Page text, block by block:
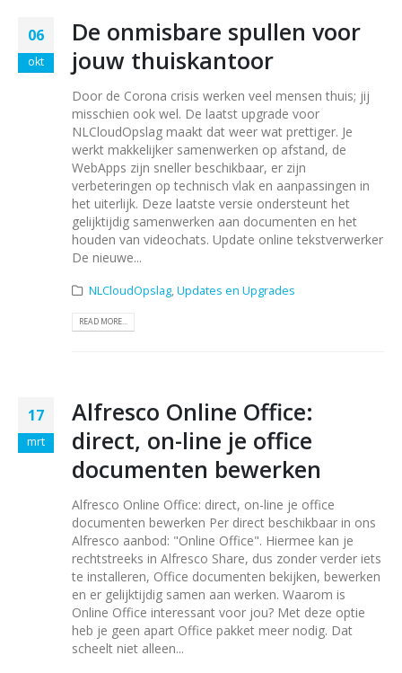
06
okt
De onmisbare spullen voor
jouw thuiskantoor
Door de Corona crisis werken veel mensen thuis; jij
misschien ook wel. De laatst upgrade voor
NLCloudOpslag maakt dat weer wat prettiger. Je
werkt makkelijker samenwerken op afstand, de
WebApps zijn sneller beschikbaar, er zijn
verbeteringen op technisch vlak en aanpassingen in
het uiterlijk. Deze laatste versie ondersteunt het
gelijktijdig samenwerken aan documenten en het
houden van videochats. Update online tekstverwerker
De nieuwe...
NLCloudOpslag,Updates en Upgrades
READ MORE...
17
mrt
Alfresco Online Office:
direct, on-line je office
documenten bewerken
Alfresco Online Office: direct, on-line je office
documenten bewerken Per direct beschikbaar in ons
Alfresco aanbod: "Online Office". Hiermee kan je
rechtstreeks in Alfresco Share, dus zonder verder iets
te installeren, Office documenten bekijken, bewerken
en er gelijktijdig samen aan werken. Waarom is
Online Office interessant voor jou? Met deze optie
heb je geen apart Office pakket meer nodig. Dat
scheelt niet alleen...